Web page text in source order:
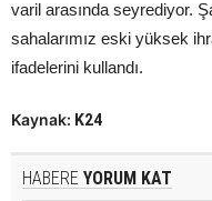
varil arasında seyrediyor.
sahalarımız eski yüksek
ifadelerini kullandı.
Kaynak: K24
HABERE YORUM KAT